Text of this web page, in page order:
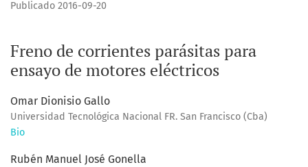
Freno de corrientes parásitas para
ensayo de motores eléctricos
Publicado 2016-09-20
Omar Dionisio Gallo
Universidad Tecnológica Nacional FR. San Francisco (Cba)
Bio
Rubén Manuel José Gonella